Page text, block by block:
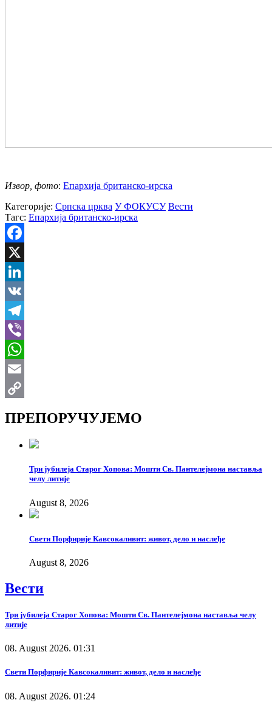
Извор, фото: Епархија британско-ирска
Категорије: Српска црква У ФОКУСУ Вести
Тагс: Епархија британско-ирска
Facebook
X
LinkedIn
VK
Telegram
Viber
WhatsApp
Email
ПРЕПОРУЧУЈЕМО
Три јубилеја Старог Хопова: Мошти Св. Пантелејмона наставља
челу литије
August 8, 2026
Свети Порфирије Кавсокаливит: живот, дело и наслеђе
August 8, 2026
Вести
Три јубилеја Старог Хопова: Мошти Св. Пантелејмона наставља челу
литије
08. August 2026. 01:31
Свети Порфирије Кавсокаливит: живот, дело и наслеђе
08. August 2026. 01:24